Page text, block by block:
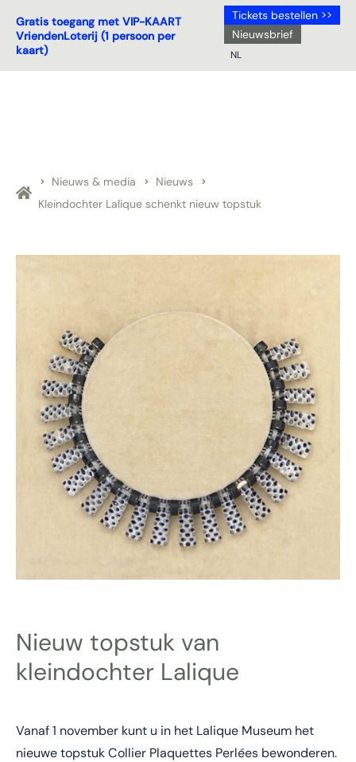
Gratis toegang met VIP-KAART
VriendenLoterij (1 persoon per
kaart)
Tickets bestellen >>
Nieuwsbrief
NL
Nieuws & media
Nieuws
Kleindochter Lalique schenkt nieuw topstuk
Nieuw topstuk van
kleindochter Lalique
Vanaf 1 november kunt u in het Lalique Museum het
nieuwe topstuk Collier Plaquettes Perlées bewonderen.